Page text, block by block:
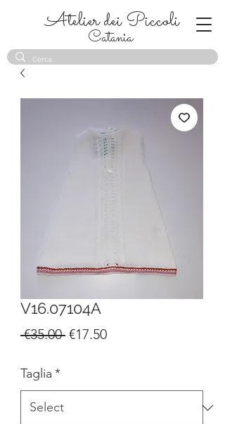
Atelier dei Piccoli
Catania
V16.07104A
€35.00 Regular
€17.50Sale
Taglia *